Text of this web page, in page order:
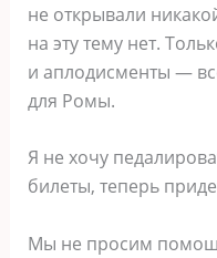
не открывали
на эту тему нет.
и аплодисменты —
для Ромы.
Я не хочу
билеты, теперь
Мы не просим